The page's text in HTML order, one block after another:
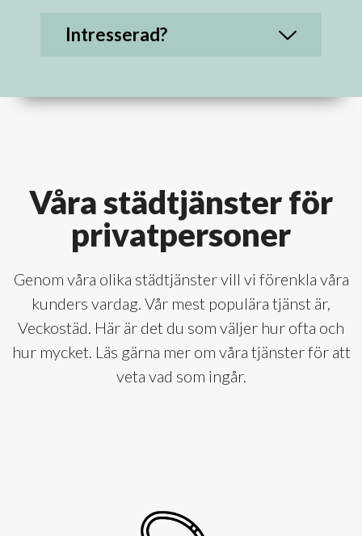
Intresserad?
Våra städtjänster för
privatpersoner
Genom våra olika städtjänster vill vi förenkla våra
kunders vardag. Vår mest populära tjänst är,
Veckostäd. Här är det du som väljer hur ofta och
hur mycket. Läs gärna mer om våra tjänster för att
veta vad som ingår.